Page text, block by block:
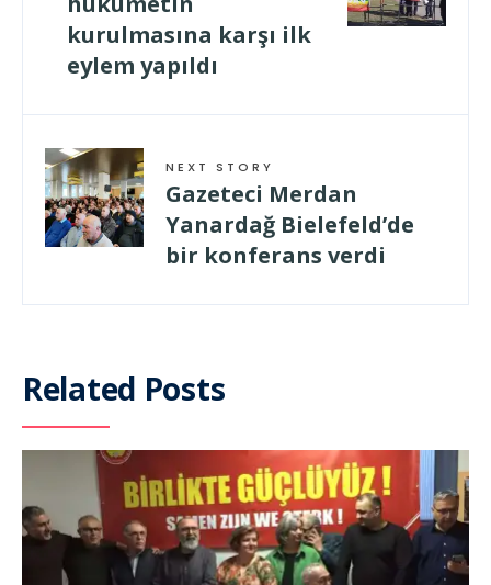
kurulmasına karşı ilk
eylem yapıldı
NEXT STORY
Gazeteci Merdan
Yanardağ Bielefeld’de
bir konferans verdi
Related Posts